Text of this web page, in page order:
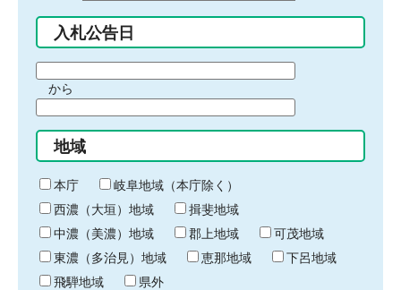
入札公告日
間
始
り
から
間
終
わ
り
地域
本庁
岐阜地域（本庁除く）
西濃（大垣）地域
揖斐地域
中濃（美濃）地域
郡上地域
可茂地域
東濃（多治見）地域
恵那地域
下呂地域
飛騨地域
県外